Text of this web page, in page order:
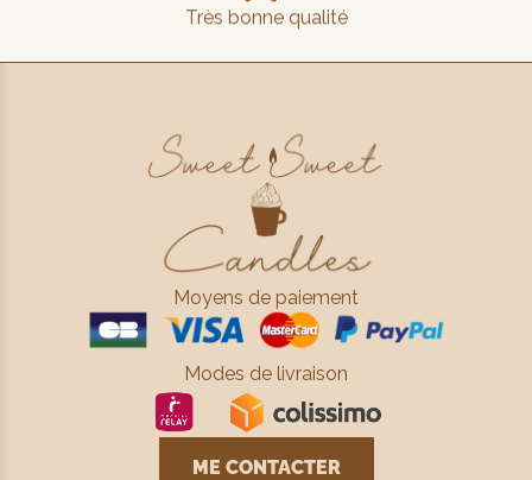
Très bonne qualité
Moyens de paiement
Modes de livraison
ME CONTACTER